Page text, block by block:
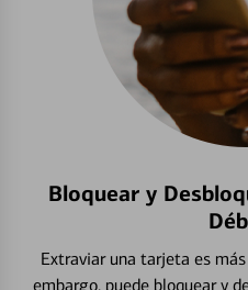
Bloquear y
Extraviar una tarjeta es
embargo, puede bloquear y